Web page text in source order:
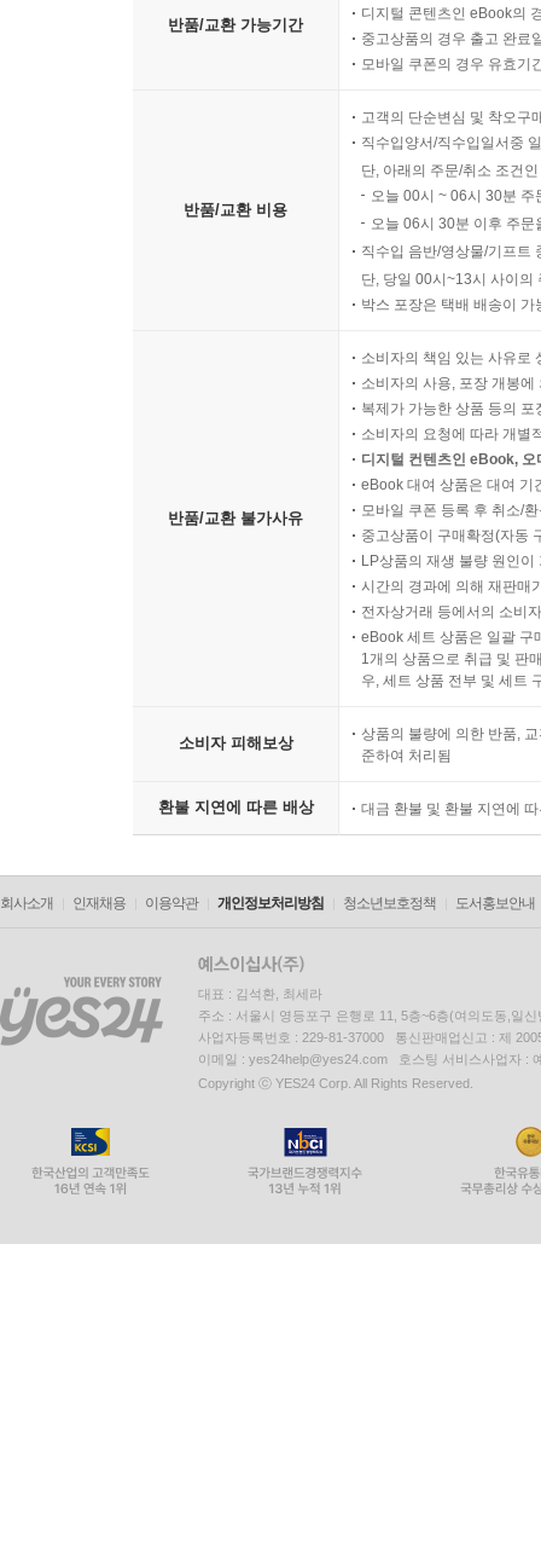
반품/교환 가능기간
디지털 콘텐츠인 eBook의
중고상품의 경우 출고 완료
모바일 쿠폰의 경우 유효기
반품/교환 비용
고객의 단순변심 및 착오구
직수입양서/직수입일서중
단, 아래의 주문/취소 조건
오늘 00시 ~ 06시 30분
오늘 06시 30분 이후 주
직수입 음반/영상물/기프트
단, 당일 00시~13시 사이의
박스 포장은 택배 배송이
반품/교환 불가사유
소비자의 책임 있는 사유로
소비자의 사용, 포장 개봉
복제가 가능한 상품 등의
소비자의 요청에 따라 개별
디지털 컨텐츠인 eBook,
eBook 대여 상품은 대여 기
모바일 쿠폰 등록 후 취소/
중고상품이 구매확정(자동
LP상품의 재생 불량 원인
시간의 경과에 의해 재판매
전자상거래 등에서의 소비
eBook 세트 상품은 일괄 구
1개의 상품으로 취급 및 판
우, 세트 상품 전부 및 세트
소비자 피해보상
상품의 불량에 의한 반품,
준하여 처리됨
환불 지연에 따른 배상 대금 환불 및 환불 지연에
회사소개 인재채용 이용약관 개인정보처리방침 청소년보호정책 도서홍보안내
대표 : 김석환, 최세라
주소 : 서울시 영등포구 은행로 11, 5층~6층(여의도동,일신
사업자등록번호 : 229-81-37000 통신판매업신고 : 제
이메일 : yes24help@yes24.com 호스팅 서비스사업자 :
Copyright ⓒ YES24 Corp. All Rights Reserved.